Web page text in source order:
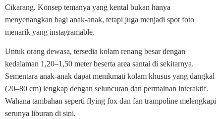
Cikarang. Konsep temanya yang kental bukan hanya
menyenangkan bagi anak-anak, tetapi juga menjadi spot foto
menarik yang instagramable.
Untuk orang dewasa, tersedia kolam renang besar dengan
kedalaman 1,20–1,50 meter beserta area santai di sekitarnya.
Sementara anak-anak dapat menikmati kolam khusus yang dangkal
(20–80 cm) lengkap dengan seluncuran dan permainan interaktif.
Wahana tambahan seperti flying fox dan fan trampoline melengkapi
serunya liburan di sini.